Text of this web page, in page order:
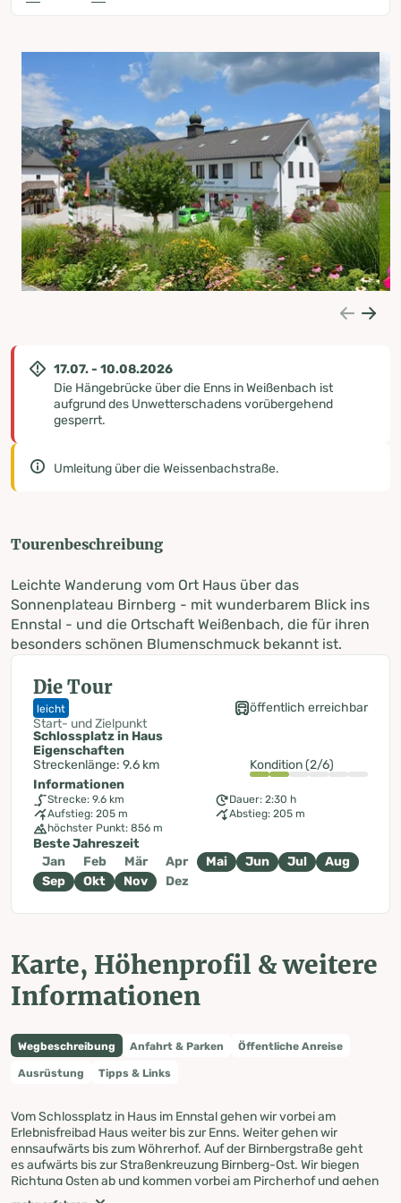
17.07. - 10.08.2026
Die Hängebrücke über die Enns in Weißenbach ist
aufgrund des Unwetterschadens vorübergehend
gesperrt.
Umleitung über die Weissenbachstraße.
Tourenbeschreibung
Leichte Wanderung vom Ort Haus über das
Sonnenplateau Birnberg - mit wunderbarem Blick ins
Ennstal - und die Ortschaft Weißenbach, die für ihren
besonders schönen Blumenschmuck bekannt ist.
Die Tour
leicht
öffentlich erreichbar
Start- und Zielpunkt
Schlossplatz in Haus
Eigenschaften
Streckenlänge: 9.6 km
Kondition (2/6)
Informationen
Strecke: 9.6 km
Dauer: 2:30 h
Aufstieg: 205 m
Abstieg: 205 m
höchster Punkt: 856 m
Beste Jahreszeit
Jan
Feb Mär Apr Mai Jun Jul
Aug
Sep
Okt Nov Dez
Karte, Höhenprofil & weitere
Informationen
Wegbeschreibung Anfahrt & Parken Öffentliche Anreise
Ausrüstung Tipps & Links
Vom Schlossplatz in Haus im Ennstal gehen wir vorbei am
Erlebnisfreibad Haus weiter bis zur Enns. Weiter gehen wir
ennsaufwärts bis zum Wöhrerhof. Auf der Birnbergstraße geht
es aufwärts bis zur Straßenkreuzung Birnberg-Ost. Wir biegen
Richtung Osten ab und kommen vorbei am Pircherhof und gehen
durch den Waldweg zum Flatzerhof und hinunter nach